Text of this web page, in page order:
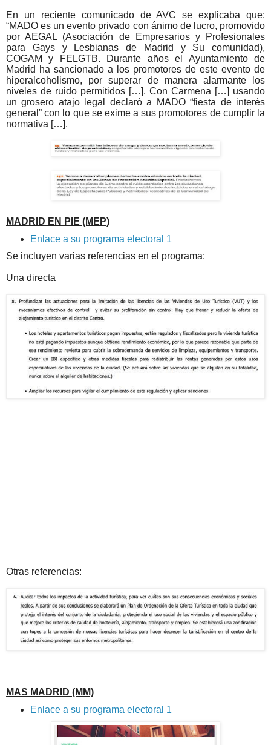
En un reciente comunicado de AVC se explicaba que:
“MADO es un evento privado con ánimo de lucro, promovido
por AEGAL (Asociación de Empresarios y Profesionales
para Gays y Lesbianas de Madrid y Su comunidad),
COGAM y FELGTB. Durante años el Ayuntamiento de
Madrid ha sancionado a los promotores de este evento de
hiperalcoholismo, por superar de manera alarmante los
niveles de ruido permitidos […]. Con Carmena […] usando
un grosero atajo legal declaró a MADO “fiesta de interés
general” con lo que se exime a sus promotores de cumplir la
normativa […].
MADRID EN PIE (MEP)
Enlace a su programa electoral 1
Se incluyen varias referencias en el programa:
Una directa
Otras referencias:
MAS MADRID (MM)
Enlace a su programa electoral 1